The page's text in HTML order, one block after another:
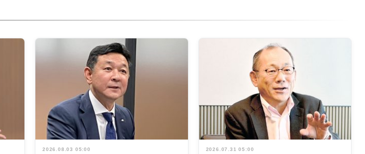
2026.08.03 05:00 2026.07.31 05:00